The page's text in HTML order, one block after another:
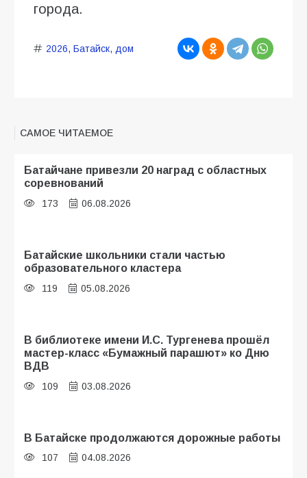
города.
2026, Батайск, дом
САМОЕ ЧИТАЕМОЕ
Батайчане привезли 20 наград с областных
соревнований
173 06.08.2026
Батайские школьники стали частью
образовательного кластера
119 05.08.2026
В библиотеке имени И.С. Тургенева прошёл
мастер-класс «Бумажный парашют» ко Дню
ВДВ
109 03.08.2026
В Батайске продолжаются дорожные работы
107 04.08.2026